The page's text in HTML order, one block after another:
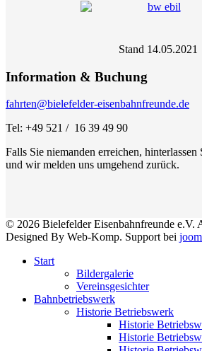
Stand 14.05.2021
Information & Buchung
fahrten@bielefelder-eisenbahnfreunde.de
Tel: +49 521 / 16 39 49 90
Falls Sie niemanden erreichen,
und wir melden uns umgehend zurück.
© 2026 Bielefelder Eisenbahnfreunde e.V.
Designed By Web-Komp. Support bei
Start
Bildergalerie
Vereinsgesichter
Bahnbetriebswerk
Historie Betriebswerk
Historie
Historie